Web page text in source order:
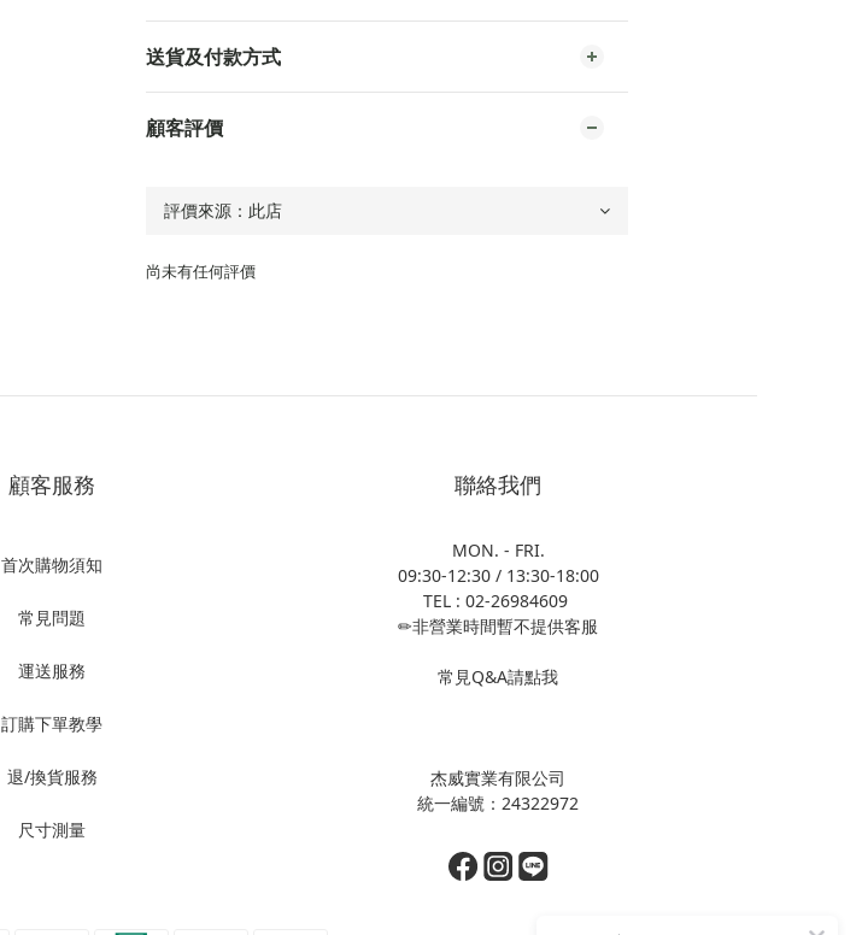
送貨及付款方式
顧客評價
尚未有任何評價
顧客服務
首次購物須知
常見問題
運送服務
訂購下單教學
退/換貨服務
尺寸測量
聯絡我們
MON. - FRI.
09:30-12:30 / 13:30-18:00
TEL : 02-26984609
✏非營業時間暫不提供客服
常見Q&A請點我
杰威實業有限公司
統一編號：24322972